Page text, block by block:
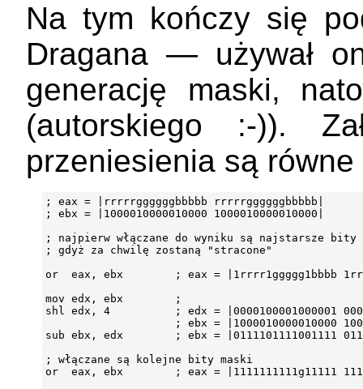
Na tym kończy się
Dragana — używał
generację maski,
(autorskiego :-)).
przeniesienia są równe
; eax = |rrrrrggggggbbbbb rrrrrggggggbbbbb|
; ebx = |1000010000010000 1000010000010000|
; najpierw włączane do wyniku są najstarsze bity
; gdyż za chwilę zostaną "stracone"
or  eax, ebx        ; eax = |1rrrr1ggggg1bbbb
mov edx, ebx        ;
shl edx, 4          ; edx = |0000100001000001
; ebx = |1000010000010000
sub ebx, edx        ; ebx = |0111101111001111
; włączane są kolejne bity maski
or  eax, ebx        ; eax = |1111111111g11111